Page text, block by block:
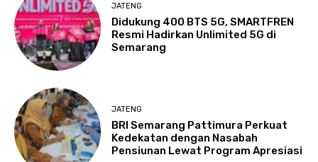
JATENG
Didukung 400 BTS 5G, SMARTFREN
Resmi Hadirkan Unlimited 5G di
Semarang
JATENG
BRI Semarang Pattimura Perkuat
Kedekatan dengan Nasabah
Pensiunan Lewat Program Apresiasi